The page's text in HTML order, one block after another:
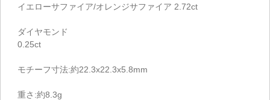
イエローサファイア/オレンジサファイア 2.72ct
ダイヤモンド
0.25ct
モチーフ寸法:約22.3x22.3x5.8mm
重さ:約8.3g